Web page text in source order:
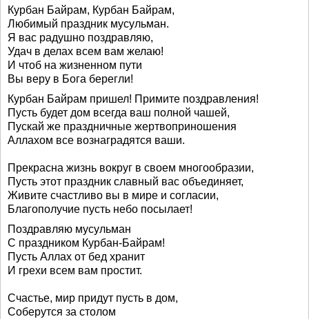
Курбан Байрам, Курбан Байрам,
Любимый праздник мусульман.
Я вас радушно поздравляю,
Удач в делах всем вам желаю!
И чтоб на жизненном пути
Вы веру в Бога берегли!
Курбан Байрам пришел! Примите поздравления!
Пусть будет дом всегда ваш полной чашей,
Пускай же праздничные жертвоприношения
Аллахом все вознаградятся ваши.
Прекрасна жизнь вокруг в своем многообразии,
Пусть этот праздник славный вас объединяет,
Живите счастливо вы в мире и согласии,
Благополучие пусть небо посылает!
Поздравляю мусульман
С праздником Курбан-Байрам!
Пусть Аллах от бед хранит
И грехи всем вам простит.
Счастье, мир придут пусть в дом,
Соберутся за столом